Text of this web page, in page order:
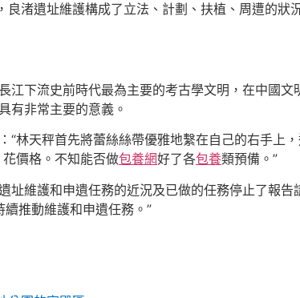
渚遺址維護構成了立法、計劃、扶植、周遭的狀
江下流史前時代最為主要的考古學文明，在中國文
有非常主要的意義。
“林天秤首先將蕾絲絲帶優雅地繫在自己的右手上
花價格。不知能否做包養網好了各包養類預備。”
址維護和申遺任務的近況及已做的任務停止了報告
推動維護和申遺任務。”